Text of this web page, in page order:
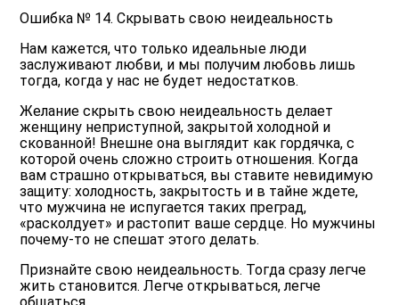
Ошибка № 14. Скрывать свою неидеальность
Нам кажется, что только идеальные люди
заслуживают любви, и мы получим любовь лишь
тогда, когда у нас не будет недостатков.
Желание скрыть свою неидеальность делает
женщину неприступной, закрытой холодной и
скованной! Внешне она выглядит как гордячка, с
которой очень сложно строить отношения. Когда
вам страшно открываться, вы ставите невидимую
защиту: холодность, закрытость и в тайне ждете,
что мужчина не испугается таких преград,
«расколдует» и растопит ваше сердце. Но мужчины
почему-то не спешат этого делать.
Признайте свою неидеальность. Тогда сразу легче
жить становится. Легче открываться, легче
общаться.